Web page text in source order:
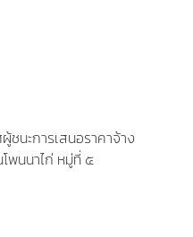
ชนะการเสนอราคาจ้าง
พนนาไก่ หมู่ที่ ๕